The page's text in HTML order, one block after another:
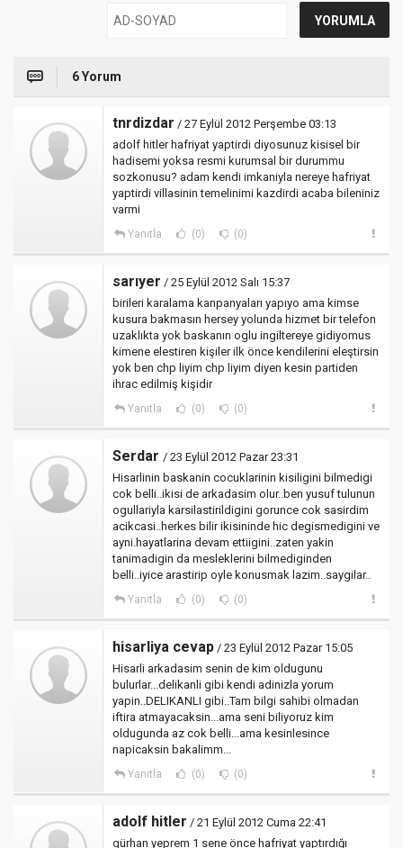
6 Yorum
tnrdizdar / 27 Eylül 2012 Perşembe 03:13
adolf hitler hafriyat yaptirdi diyosunuz kisisel bir
hadisemi yoksa resmi kurumsal bir durummu
sozkonusu? adam kendi imkaniyla nereye hafriyat
yaptirdi villasinin temelinimi kazdirdi acaba bileniniz
varmi
Yanıtla (0) (0)
sarıyer / 25 Eylül 2012 Salı 15:37
birileri karalama kanpanyaları yapıyo ama kimse
kusura bakmasın hersey yolunda hizmet bir telefon
uzaklıkta yok baskanın oglu ingiltereye gidiyomus
kimene elestiren kişiler ilk önce kendilerini eleştirsin
yok ben chp liyim chp liyim diyen kesin partiden
ihrac edilmiş kişidir
Yanıtla (0) (0)
Serdar / 23 Eylül 2012 Pazar 23:31
Hisarlinin baskanin cocuklarinin kisiligini bilmedigi
cok belli..ikisi de arkadasim olur..ben yusuf tulunun
ogullariyla karsilastirildigini gorunce cok sasirdim
acikcasi..herkes bilir ikisininde hic degismedigini ve
ayni.hayatlarina devam ettiigini..zaten yakin
tanimadigin da mesleklerini bilmediginden
belli..iyice arastirip oyle konusmak lazim..saygilar..
Yanıtla (0) (0)
hisarliya cevap / 23 Eylül 2012 Pazar 15:05
Hisarli arkadasim senin de kim oldugunu
bulurlar...delikanli gibi kendi adinizla yorum
yapin..DELIKANLI gibi..Tam bilgi sahibi olmadan
iftira atmayacaksin...ama seni biliyoruz kim
oldugunda az cok belli...ama kesinlesince
napicaksin bakalimm...
Yanıtla (0) (0)
adolf hitler / 21 Eylül 2012 Cuma 22:41
gürhan yeprem 1 sene önce hafriyat yaptırdığı